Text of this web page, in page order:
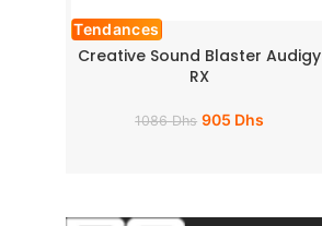
Tendances
Creative Sound Blaster Audigy
RX
1086Dhs 905 Dhs